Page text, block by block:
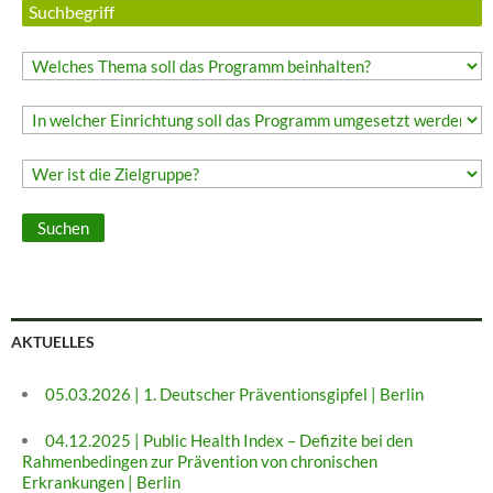
AKTUELLES
05.03.2026 | 1. Deutscher Präventionsgipfel | Berlin
04.12.2025 | Public Health Index – Defizite bei den
Rahmenbedingen zur Prävention von chronischen
Erkrankungen | Berlin